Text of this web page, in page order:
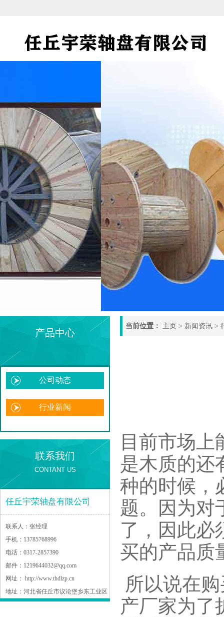
产品中心
公司动态
行业新闻
联系我们
CONTANT US
任丘宇荣轴盘有限公司
联系人： 张经理
手机： 13785768996
电话： 0317-2857390
邮件： 1219644032@qq.com
网址： http://www.thdlzp.cn
地址： 河北省任丘市议论堡乡东工业区
当前位置： 主页 > 新闻资讯 >
目前市场上
是木质的还
种的时候，
题。因为对
了，因此必
买的产品质
所以说在
产厂家为了